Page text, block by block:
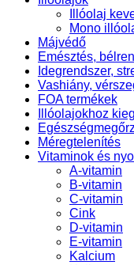
Illóolaj
Mono
Májvédő
Emésztés,
Idegrendszer,
Vashiány,
FOA termékek
Illóolajokhoz
Méregtelenítés
Vitaminok és
A-vitamin
B-vitamin
C-vitamin
Cink
D-vitamin
E-vitamin
Kalcium